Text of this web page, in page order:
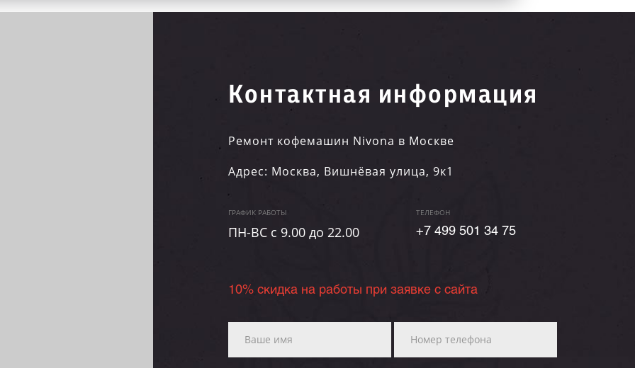
Контактная информация
Ремонт кофемашин Nivona в Москве
Адрес: Москва, Вишнёвая улица, 9к1
ГРАФИК РАБОТЫ
ПН-ВC c 9.00 до 22.00
ТЕЛЕФОН
+7 499 501 34 75
10% скидка на работы при заявке с сайта